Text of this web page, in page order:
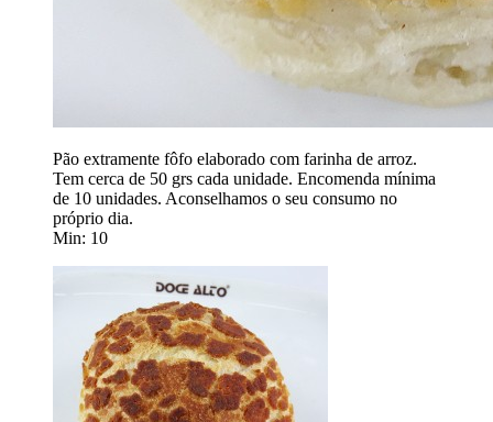
Pão extramente fôfo elaborado com farinha de arroz.
Tem cerca de 50 grs cada unidade. Encomenda mínima
de 10 unidades. Aconselhamos o seu consumo no
próprio dia.
Min: 10